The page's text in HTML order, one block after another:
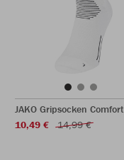
JAKO Gripsocken Comfort
10,49 €
14,99 €